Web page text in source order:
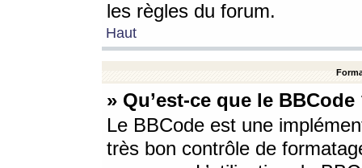
les règles du forum.
Haut
» Qu’est-ce que le BBCode
Le BBCode est une
très bon contrôle de